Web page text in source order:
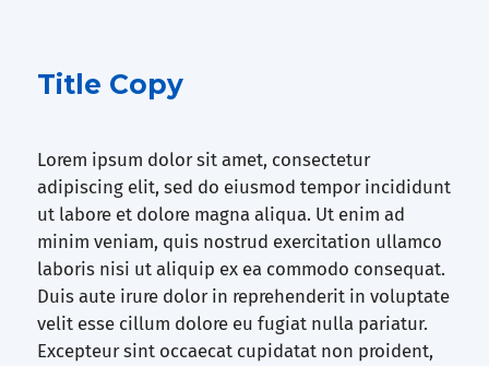
Title Copy
Lorem ipsum dolor sit amet, consectetur
adipiscing elit, sed do eiusmod tempor incididunt
ut labore et dolore magna aliqua. Ut enim ad
minim veniam, quis nostrud exercitation ullamco
laboris nisi ut aliquip ex ea commodo consequat.
Duis aute irure dolor in reprehenderit in voluptate
velit esse cillum dolore eu fugiat nulla pariatur.
Excepteur sint occaecat cupidatat non proident,